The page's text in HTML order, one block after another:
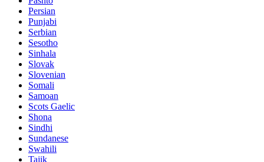
Persian
Punjabi
Serbian
Sesotho
Sinhala
Slovak
Slovenian
Somali
Samoan
Scots Gaelic
Shona
Sindhi
Sundanese
Swahili
Tajik